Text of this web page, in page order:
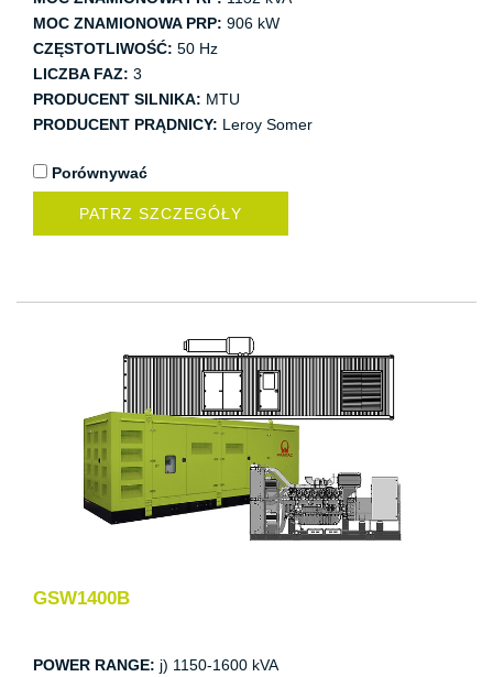
MOC ZNAMIONOWA PRP: 906 kW
CZĘSTOTLIWOŚĆ: 50 Hz
LICZBA FAZ: 3
PRODUCENT SILNIKA: MTU
PRODUCENT PRĄDNICY: Leroy Somer
Porównywać
PATRZ SZCZEGÓŁY
GSW1400B
POWER RANGE: j) 1150-1600 kVA